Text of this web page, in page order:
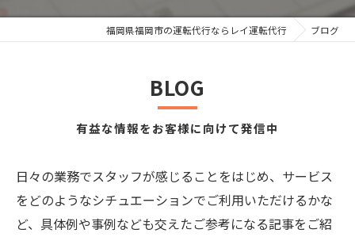
福岡県福岡市の運転代行ならレイ運転代行 ブログ
BLOG
有益な情報をお客様に向けて発信中
日々の業務でスタッフが感じることをはじめ、サービス
をどのようなシチュエーションでご利用いただけるかな
ど、具体例や事例なども交えたご参考になる記事をご紹